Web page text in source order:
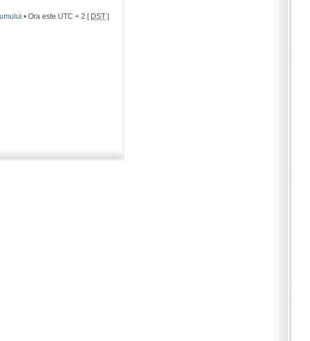
• Ora este UTC + 2 [ DST ]